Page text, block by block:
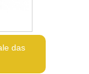
das